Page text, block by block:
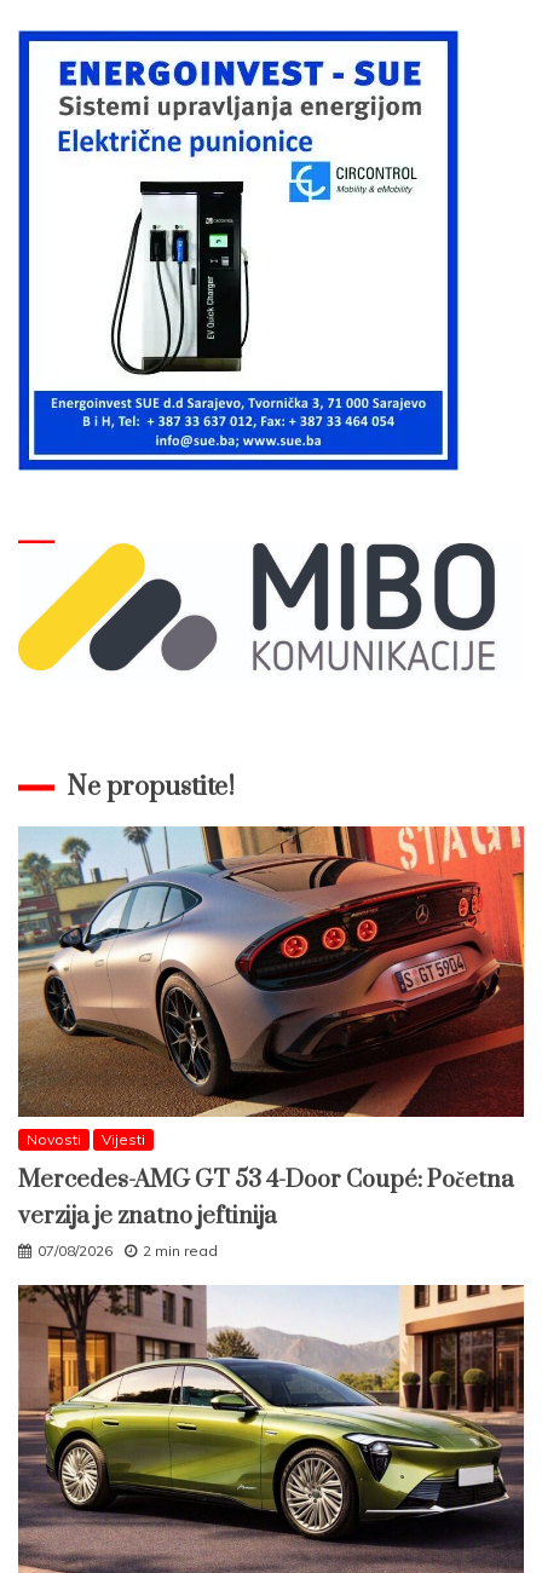
Ne propustite!
Novosti Vijesti
Mercedes-AMG GT 53 4-Door Coupé: Početna
verzija je znatno jeftinija
07/08/2026 2 min read